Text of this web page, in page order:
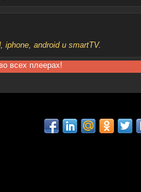
android и smartTV.
всех плеерах!